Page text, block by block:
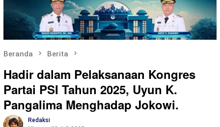
Beranda Berita
Hadir dalam Pelaksanaan Kongres
Partai PSI Tahun 2025, Uyun K.
Pangalima Menghadap Jokowi.
Redaksi